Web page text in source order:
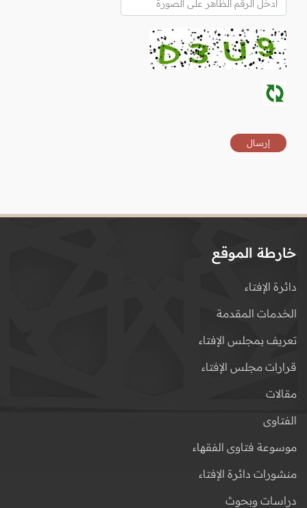
خارطة الموقع
دائرة الإفتاء
الخدمات المقدمة
تعريف بمجلس الإفتاء
قرارات مجلس الإفتاء
مقالات
الفتاوى
موسوعة فتاوى الفقهاء
منشورات دائرة الإفتاء
دراسات وبحوث